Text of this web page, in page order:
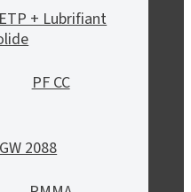
+ Lubrifiant
PF CC
2088